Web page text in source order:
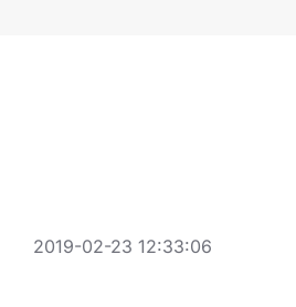
2019-02-23 12:33:06